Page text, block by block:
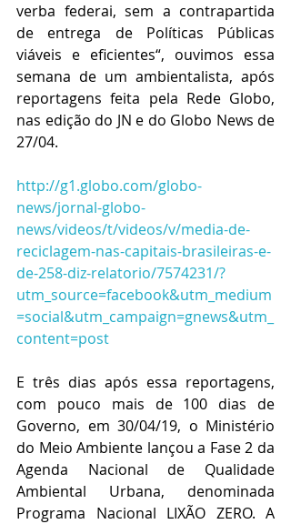
verba federai, sem a contrapartida
de entrega de Políticas Públicas
viáveis e eficientes“, ouvimos essa
semana de um ambientalista, após
reportagens feita pela Rede Globo,
nas edição do JN e do Globo News de
27/04.
http://g1.globo.com/globo-
news/jornal-globo-
news/videos/t/videos/v/media-de-
reciclagem-nas-capitais-brasileiras-e-
de-258-diz-relatorio/7574231/?
utm_source=facebook&utm_medium
=social&utm_campaign=gnews&utm_
content=post
E três dias após essa reportagens,
com pouco mais de 100 dias de
Governo, em 30/04/19, o Ministério
do Meio Ambiente lançou a Fase 2 da
Agenda Nacional de Qualidade
Ambiental Urbana, denominada
Programa Nacional LIXÃO ZERO. A